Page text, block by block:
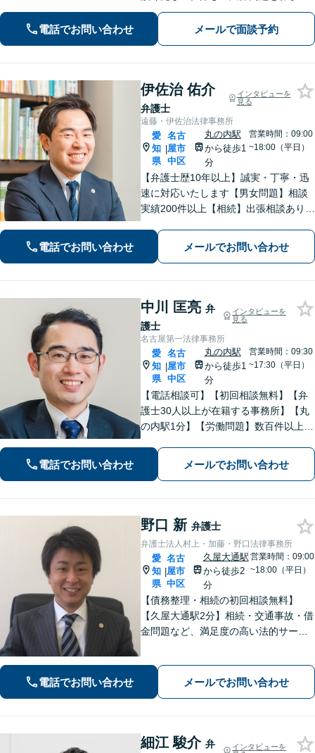
やすく柔らかく説明します。相続・交
通事故・借金債務整理・企業法務な
ど、どうぞご相談ください。
電話でお問い合わせ メールで面談予約
伊佐治 佑介
弁護士
インタビューを
見る
遠藤・伊佐治法律事務所
愛
知
県
|
名古
屋市
中区
丸の内駅
から徒歩1
分
営業時間：09:00
~18:00（平日）
【弁護士歴10年以上】誠実・丁寧・迅
速に対応いたします【男女問題】相談
実績200件以上【相続】出張相談あり
金・債務整理】累計相談200件以上！
【企業法務】スポット依頼から顧問契
電話でお問い合わせ メールでお問い合わせ
中川 匡亮 弁
護士
インタビューを
見る
名古屋第一法律事務所
愛
知
県
|
名古
屋市
中区
丸の内駅
から徒歩1
分
営業時間：09:30
~17:30（平日）
【電話相談可】【初回相談無料】【弁
護士30人以上が在籍する事務所】【丸
の内駅1分】【労働問題】数百件以上の
害など。企業法務、相続、交通事故､不
動産、離婚問題、などもお任せくださ
電話でお問い合わせ メールでお問い合わせ
野口 新 弁護士
弁護士法人村上・加藤・野口法律事務所
愛
知
県
|
名古
屋市
中区
久屋大通駅
から徒歩2
分
営業時間：09:00
~18:00（平日）
【債務整理・相続の初回相談無料】
【久屋大通駅2分】相続・交通事故・借
金問題など、満足度の高い法的サービ
重ねつつ、誠実に相談者と向き合い続
けます。お気軽にご相談ください。
電話でお問い合わせ メールでお問い合わせ
細江 駿介 弁
インタビューを